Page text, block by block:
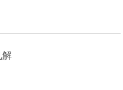
解